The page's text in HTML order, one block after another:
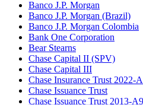
Аффилированные
Banco J.P. Morgan
Banco J.P. Morgan (Brazil)
Banco J.P. Morgan Colombia
Bank One Corporation
Bear Stearns
Chase Capital II (SPV)